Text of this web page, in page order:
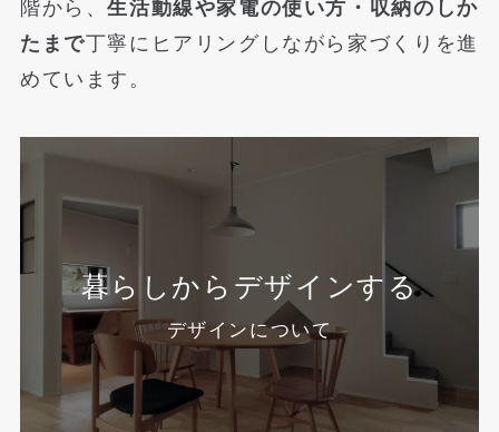
階から、生活動線や家電の使い方・収納のしか
たまで丁寧にヒアリングしながら家づくりを進
めています。
暮らしからデザインする
デザインについて